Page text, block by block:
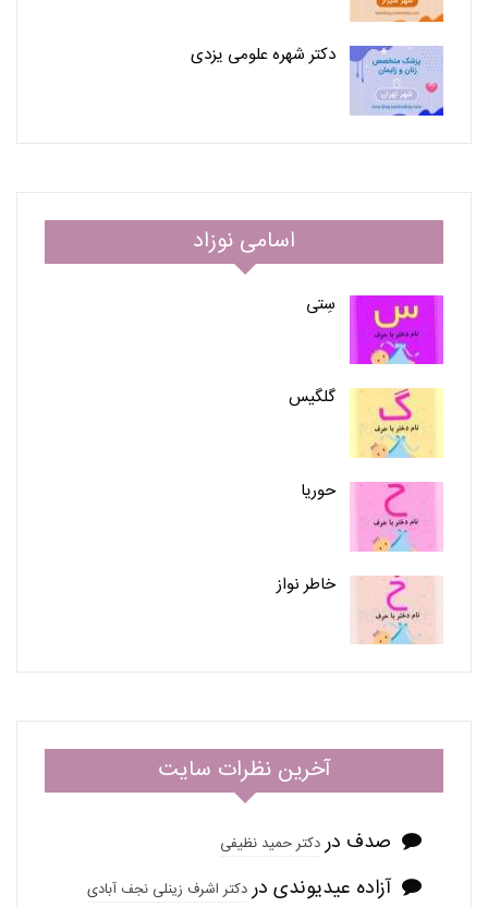
دکتر شهره علومی یزدی
اسامی نوزاد
سِتی
گلگیس
حوریا
خاطر نواز
آخرین نظرات سایت
صدف دردکتر حمید نظیفی
آزاده عیدیوندی دردکتر اشرف زینلی نجف آبادی